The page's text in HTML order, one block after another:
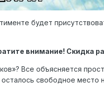
будет
внимание! Скидка
Все объясняется
свободное